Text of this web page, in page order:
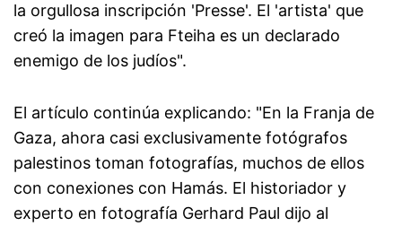
la orgullosa inscripción 'Presse'. El 'artista' que
creó la imagen para Fteiha es un declarado
enemigo de los judíos".
El artículo continúa explicando: "En la Franja de
Gaza, ahora casi exclusivamente fotógrafos
palestinos toman fotografías, muchos de ellos
con conexiones con Hamás. El historiador y
experto en fotografía Gerhard Paul dijo al